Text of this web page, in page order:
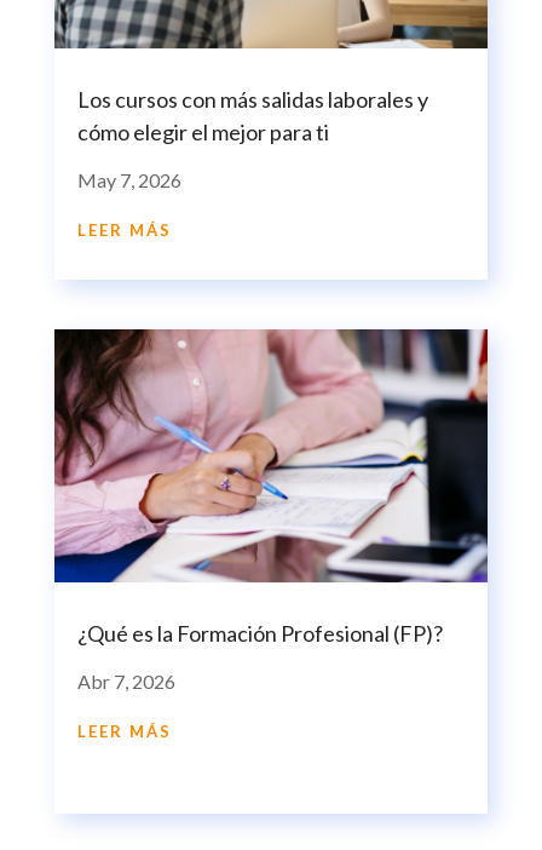
Los cursos con más salidas laborales y
cómo elegir el mejor para ti
May 7, 2026
LEER MÁS
¿Qué es la Formación Profesional (FP)?
Abr 7, 2026
LEER MÁS